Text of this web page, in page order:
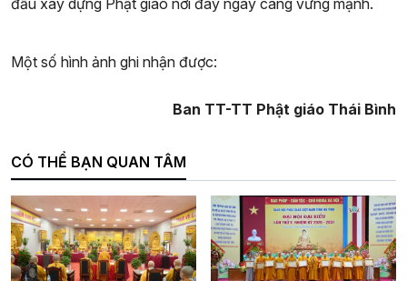
đấu xây dựng Phật giáo nơi đây ngày càng vững mạnh.
Một số hình ảnh ghi nhận được:
Ban TT-TT Phật giáo Thái Bình
CÓ THỂ BẠN QUAN TÂM